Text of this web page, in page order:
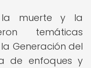
la muerte y la
temáticas
Generación del
de enfoques y